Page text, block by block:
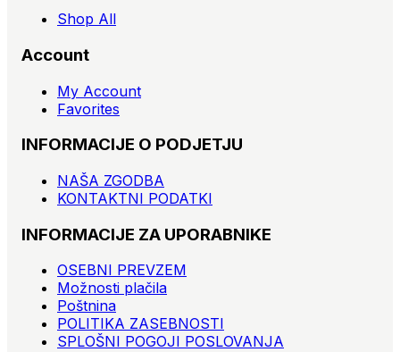
Shop All
Account
My Account
Favorites
INFORMACIJE O PODJETJU
NAŠA ZGODBA
KONTAKTNI PODATKI
INFORMACIJE ZA UPORABNIKE
OSEBNI PREVZEM
Možnosti plačila
Poštnina
POLITIKA ZASEBNOSTI
SPLOŠNI POGOJI POSLOVANJA